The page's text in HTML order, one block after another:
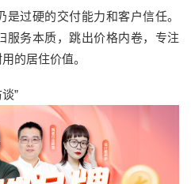
过硬的交付能力和客户信任。
服务本质，跳出价格内卷，专注
的居住价值。
”